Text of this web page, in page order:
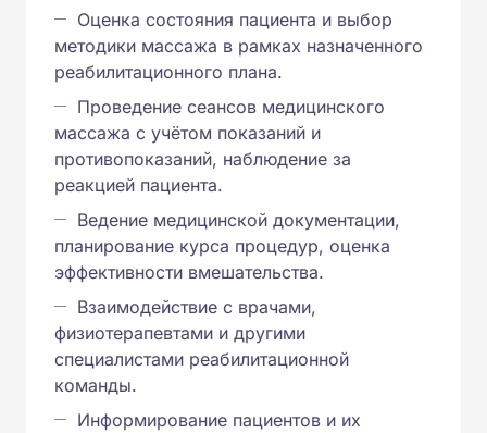
Оценка состояния пациента и выбор
методики массажа в рамках назначенного
реабилитационного плана.
Проведение сеансов медицинского
массажа с учётом показаний и
противопоказаний, наблюдение за
реакцией пациента.
Ведение медицинской документации,
планирование курса процедур, оценка
эффективности вмешательства.
Взаимодействие с врачами,
физиотерапевтами и другими
специалистами реабилитационной
команды.
Информирование пациентов и их